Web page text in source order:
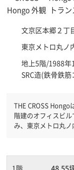
文京区本郷２丁
東京メトロ丸ノ
地上5階/1988年
SRC造(鉄骨鉄
THE CROSS
階建のオフィスビルです。 竣工1988年、2026
み、東京メトロ丸
りますので、地震
祝日も利用可能に
1階 48.55